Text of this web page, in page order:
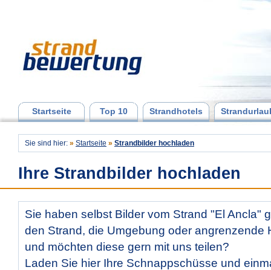
Startseite Top 10 Strandhotels
Sie sind hier: » Startseite » Strandbilder hochladen
Ihre Strandbilder hochladen
Sie haben selbst Bilder vom Strand "El Ancla"
den Strand, die Umgebung oder angrenzende
und möchten diese gern mit uns teilen?
Laden Sie hier Ihre Schnappschüsse und